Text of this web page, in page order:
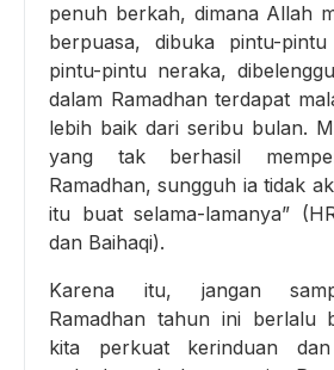
penuh berkah, dimana Allah
berpuasa, dibuka pintu-
pintu-pintu neraka,
dalam Ramadhan terdapat
lebih baik dari seribu bulan.
yang tak berhasil
Ramadhan, sungguh ia tidak
itu buat selama-lamanya”
dan Baihaqi).
Karena itu, jangan
Ramadhan tahun ini berlalu
kita perkuat kerinduan